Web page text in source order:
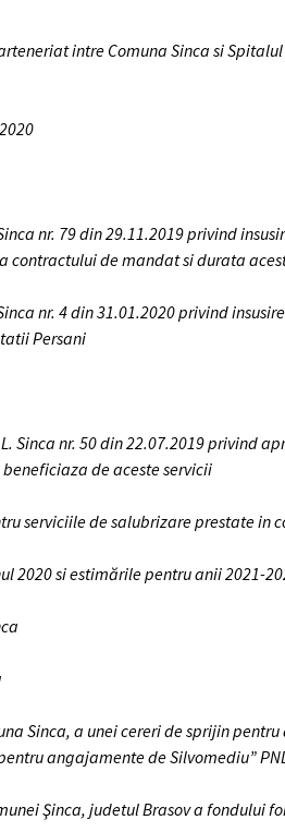
intre Comuna Sinca si Spitalul
nr. 79 din 29.11.2019 privind
contractului de mandat si durata
nr. 4 din 31.01.2020 privind
Persani
Sinca nr. 50 din 22.07.2019 privind
de aceste servicii
serviciile de salubrizare prestate in
2020 si estimările pentru anii 2021-
Sinca, a unei cereri de sprijin
angajamente de Silvomediu”
Şinca, judetul Brasov a fondului